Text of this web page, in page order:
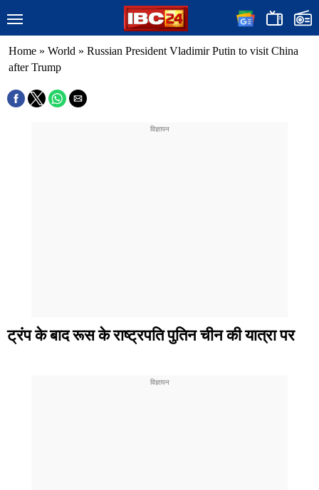
Home » World » Russian President Vladimir Putin to visit China
after Trump
ट्रंप के बाद रूस के राष्ट्रपति पुतिन चीन की यात्रा पर